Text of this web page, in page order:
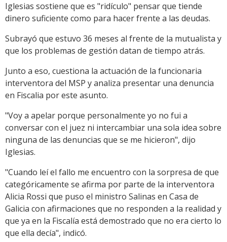
Iglesias sostiene que es "ridículo" pensar que tiende
dinero suficiente como para hacer frente a las deudas.
Subrayó que estuvo 36 meses al frente de la mutualista y
que los problemas de gestión datan de tiempo atrás.
Junto a eso, cuestiona la actuación de la funcionaria
interventora del MSP y analiza presentar una denuncia
en Fiscalia por este asunto.
"Voy a apelar porque personalmente yo no fui a
conversar con el juez ni intercambiar una sola idea sobre
ninguna de las denuncias que se me hicieron", dijo
Iglesias.
"Cuando leí el fallo me encuentro con la sorpresa de que
categóricamente se afirma por parte de la interventora
Alicia Rossi que puso el ministro Salinas en Casa de
Galicia con afirmaciones que no responden a la realidad y
que ya en la Fiscalía está demostrado que no era cierto lo
que ella decía", indicó.